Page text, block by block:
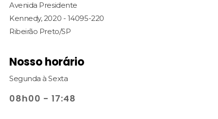
Avenida Presidente
Kennedy, 2020 - 14095-220
Ribeirão Preto/SP
Nosso horário
Segunda à Sexta
08h00 - 17:48